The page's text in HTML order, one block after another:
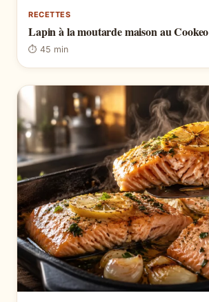
RECETTES
Lapin à la moutarde maison au Cookeo
⏱ 45 min